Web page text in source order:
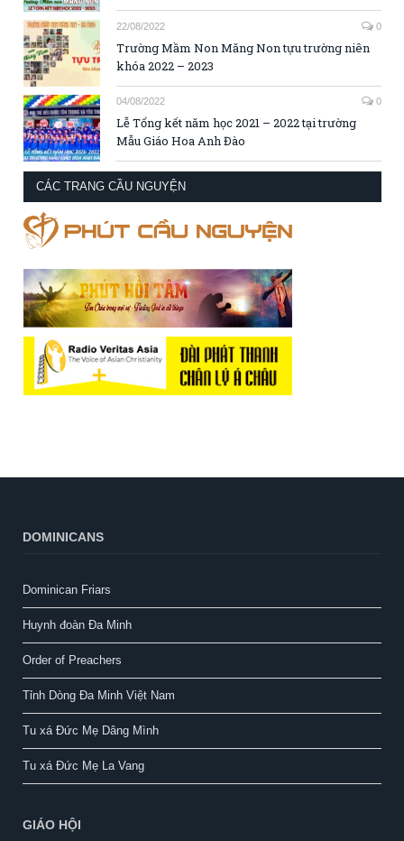
22/08/2022 0
Trường Mầm Non Măng Non tựu trường niên
khóa 2022 – 2023
04/08/2022 0
Lễ Tổng kết năm học 2021 – 2022 tại trường
Mẫu Giáo Hoa Anh Đào
CÁC TRANG CẦU NGUYỆN
DOMINICANS
Dominican Friars
Huynh đoàn Đa Minh
Order of Preachers
Tỉnh Dòng Đa Minh Việt Nam
Tu xá Đức Mẹ Dâng Mình
Tu xá Đức Mẹ La Vang
GIÁO HỘI